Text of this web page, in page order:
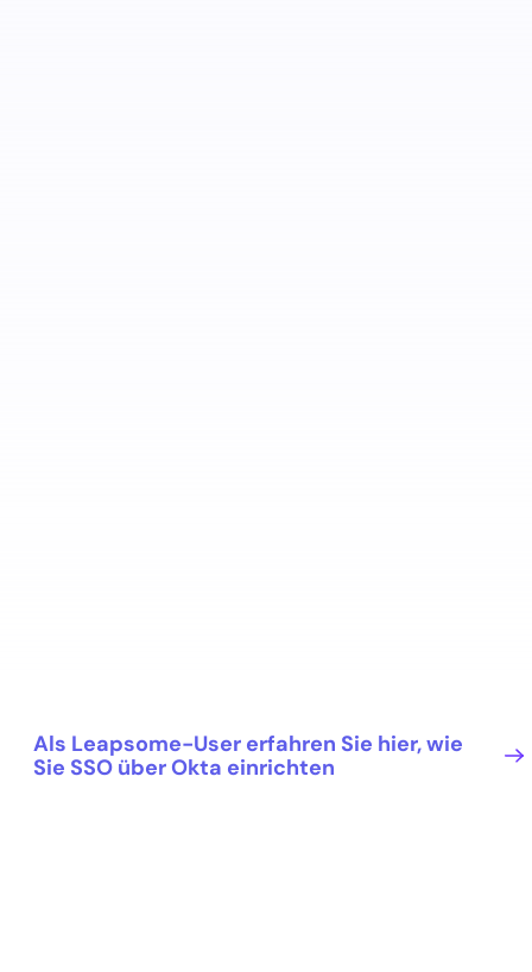
Als Leapsome-User erfahren Sie hier, wie
Sie SSO über Okta einrichten